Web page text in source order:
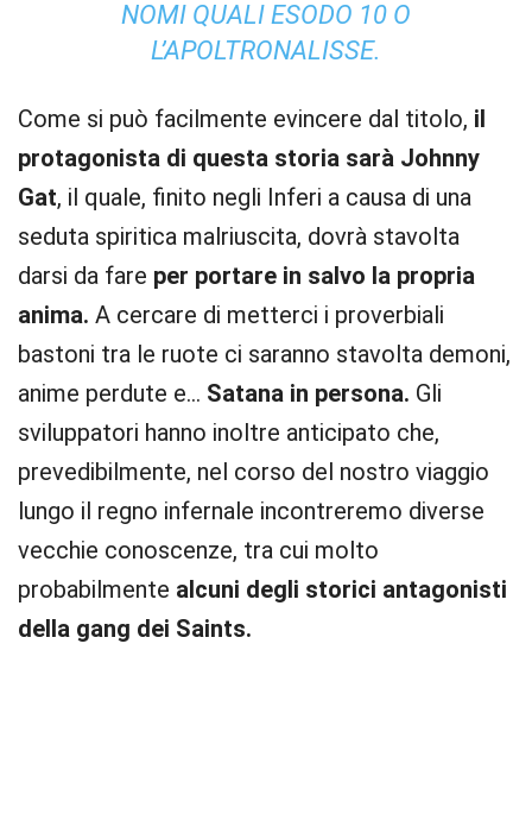
NOMI QUALI ESODO 10 O
L’APOLTRONALISSE.
Come si può facilmente evincere dal titolo, il
protagonista di questa storia sarà Johnny
Gat, il quale, finito negli Inferi a causa di una
seduta spiritica malriuscita, dovrà stavolta
darsi da fare per portare in salvo la propria
anima. A cercare di metterci i proverbiali
bastoni tra le ruote ci saranno stavolta demoni,
anime perdute e… Satana in persona. Gli
sviluppatori hanno inoltre anticipato che,
prevedibilmente, nel corso del nostro viaggio
lungo il regno infernale incontreremo diverse
vecchie conoscenze, tra cui molto
probabilmente alcuni degli storici antagonisti
della gang dei Saints.